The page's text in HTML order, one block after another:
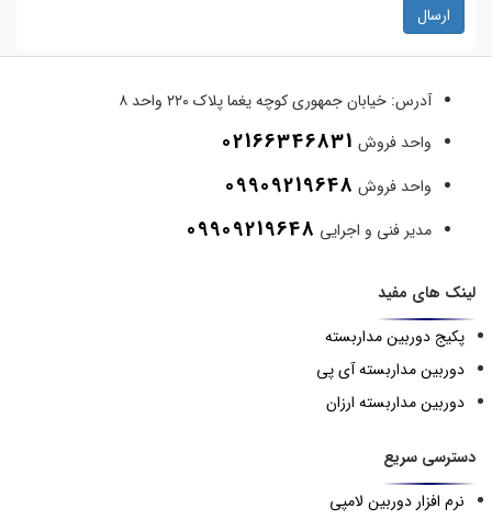
ارسال
آدرس: خیابان جمهوری کوچه یغما پلاک ۲۲۰ واحد ۸
واحد فروش 02166346831
واحد فروش 09909219648
مدیر فنی و اجرایی 09909219648
لینک های مفید
پکیج دوربین مداربسته
دوربین مداربسته آی پی
دوربین مداربسته ارزان
دسترسی سریع
نرم افزار دوربین لامپی